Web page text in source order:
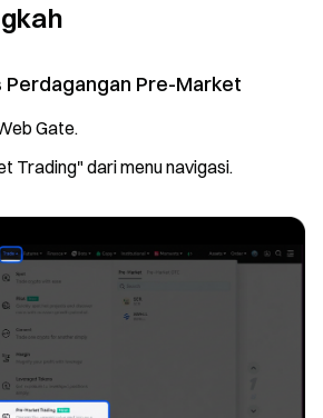
Perdagangan Pre-Market
Gate.
Trading" dari menu navigasi.